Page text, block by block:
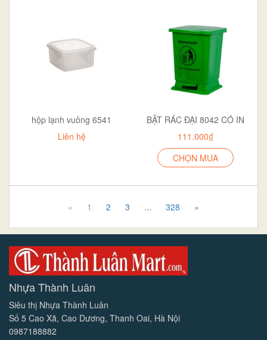
hộp lạnh vuông 6541
Liên hệ
BẬT RÁC ĐẠI 8042 CÓ IN
111.000₫
CHỌN MUA
« 1 2 3 ... 328 »
Nhựa Thành Luân
Siêu thị Nhựa Thành Luân
Số 5 Cao Xã, Cao Dương, Thanh Oai, Hà Nội
0987188882